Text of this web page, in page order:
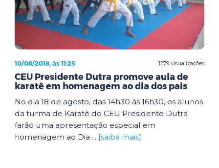
1279 visualizações
10/08/2018, às 11:25
CEU Presidente Dutra promove aula de
karatê em homenagem ao dia dos pais
No dia 18 de agosto, das 14h30 às 16h30, os alunos
da turma de Karatê do CEU Presidente Dutra
farão uma apresentação especial em
homenagem ao Dia ... [saiba mais]